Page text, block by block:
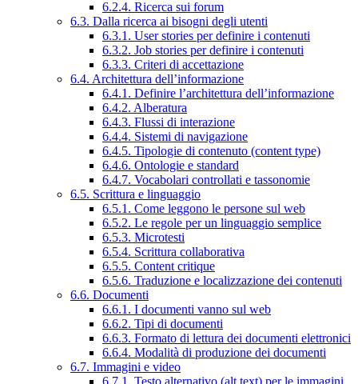
6.2.4. Ricerca sui forum
6.3. Dalla ricerca ai bisogni degli utenti
6.3.1. User stories per definire i contenuti
6.3.2. Job stories per definire i contenuti
6.3.3. Criteri di accettazione
6.4. Architettura dell’informazione
6.4.1. Definire l’architettura dell’informazione
6.4.2. Alberatura
6.4.3. Flussi di interazione
6.4.4. Sistemi di navigazione
6.4.5. Tipologie di contenuto (content type)
6.4.6. Ontologie e standard
6.4.7. Vocabolari controllati e tassonomie
6.5. Scrittura e linguaggio
6.5.1. Come leggono le persone sul web
6.5.2. Le regole per un linguaggio semplice
6.5.3. Microtesti
6.5.4. Scrittura collaborativa
6.5.5. Content critique
6.5.6. Traduzione e localizzazione dei contenuti
6.6. Documenti
6.6.1. I documenti vanno sul web
6.6.2. Tipi di documenti
6.6.3. Formato di lettura dei documenti elettronici
6.6.4. Modalità di produzione dei documenti
6.7. Immagini e video
6.7.1. Testo alternativo (alt text) per le immagini